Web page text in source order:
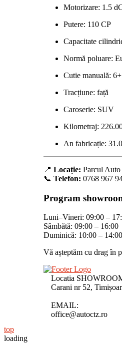
Motorizare: 1.5
Putere: 110 CP
Capacitate
Normă poluare:
Cutie manuală:
Tracțiune: față
Caroserie: SUV
Kilometraj:
An fabricație:
📍 Locație: Parcul
📞 Telefon: 0768 967
Program
Luni–Vineri: 09:00 –
Sâmbătă: 09:00 – 16:00
Duminică: 10:00 – 14:00
Vă așteptăm cu drag în
Locatia
Carani nr 52,
EMAIL:
office@autoctz.ro
top
loading